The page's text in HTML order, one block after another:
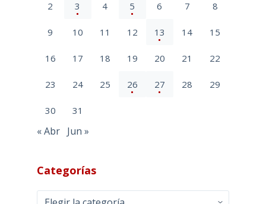
2 3 4 5 6 7 8
9 10 11 12 13 14 15
16 17 18 19 20 21 22
23 24 25 26 27 28 29
30 31
« Abr Jun »
Categorías
Categorías